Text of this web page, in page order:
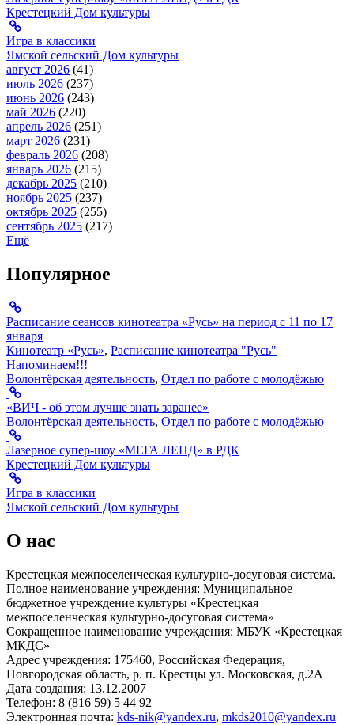
Крестецкий Дом культуры
Игра в классики
Ямской сельский Дом культуры
август 2026 (41)
июль 2026 (237)
июнь 2026 (243)
май 2026 (220)
апрель 2026 (251)
март 2026 (231)
февраль 2026 (208)
январь 2026 (215)
декабрь 2025 (210)
ноябрь 2025 (237)
октябрь 2025 (255)
сентябрь 2025 (217)
Ещё
Популярное
Расписание сеансов кинотеатра «Русь» на период с 11 по 17
января
Кинотеатр «Русь», Расписание кинотеатра "Русь"
Напоминаем!!!
Волонтёрская деятельность, Отдел по работе с молодёжью
«ВИЧ - об этом лучше знать заранее»
Волонтёрская деятельность, Отдел по работе с молодёжью
Лазерное супер-шоу «МЕГА ЛЕНД» в РДК
Крестецкий Дом культуры
Игра в классики
Ямской сельский Дом культуры
О нас
Крестецкая межпоселенческая культурно-досуговая система.
Полное наименование учреждения: Муниципальное
бюджетное учреждение культуры «Крестецкая
межпоселенческая культурно-досуговая система»
Сокращенное наименование учреждения: МБУК «Крестецкая
МКДС»
Адрес учреждения: 175460, Российская Федерация,
Новгородская область, р. п. Крестцы ул. Московская, д.2А
Дата создания: 13.12.2007
Телефон: 8 (816 59) 5 44 92
Электронная почта: kds-nik@yandex.ru, mkds2010@yandex.ru